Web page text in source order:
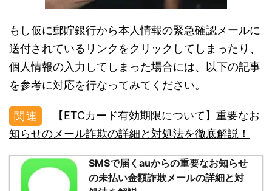
もし仮に郵貯銀行から本人情報の緊急確認メールに
送付されているリンクをクリックしてしまったり、
個人情報の入力してしまった場合には、以下の記事
を参考に対応を行なってみてください。
【ETCカード有効期限について】重要なお
知らせのメール詐欺の詳細と対処法を徹底解説！
SMSで届くauからの重要なお知らせ
の未払い金額詐欺メールの詳細と対